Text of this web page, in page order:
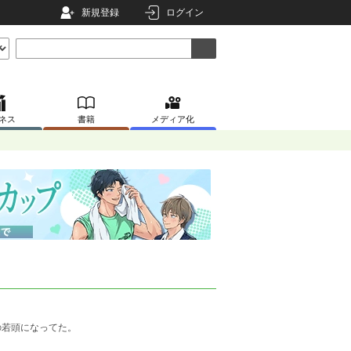
新規登録 ログイン
ス 書籍 メディア化
頭になってた。